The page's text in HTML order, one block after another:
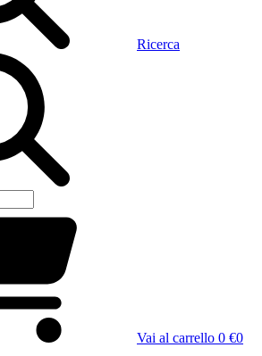
Ricerca
Vai al carrello 0 €0